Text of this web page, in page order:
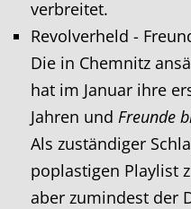
verbreitet.
Revolverheld -
Die in Chemnitz
hat im Januar ihre
Jahren und Freunde
Als zuständiger
poplastigen Playlist
aber zumindest der